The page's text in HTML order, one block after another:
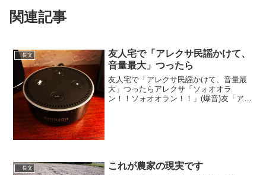
関連記事
長文
友人宅で「アレクサ民謡かけて、
音量最大」つったら
友人宅で「アレクサ民謡かけて、音量最
大」つったらアレクサ「ソォオオラ
ン！！ソォオオラン！！」(爆音)友「アレ
長文 これが農家の現実です